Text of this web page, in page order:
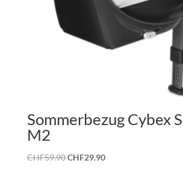
Sommerbezug Cybex
M2
CHF59.90Ursprünglicher
CHF29.90Aktueller